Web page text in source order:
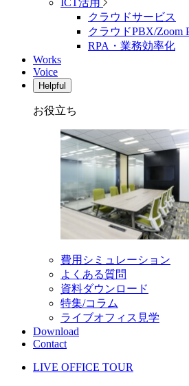
ICT活用
クラウドサービス
クラウドPBX/Zoom
RPA・業務効率化
Works
Voice
Helpful
お役立ち
費用シミュレーション
よくある質問
資料ダウンロード
特集/コラム
ライブオフィス見学
Download
Contact
LIVE OFFICE TOUR